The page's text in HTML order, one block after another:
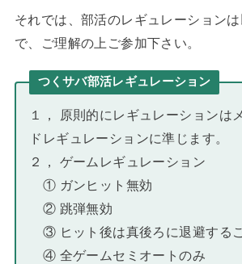
それでは、部活のレギュレーション
で、ご理解の上ご参加下さい。
つくサバ部活レギュレーション
１， 原則的にレギュレーションは
ドレギュレーションに準じます。
２， ゲームレギュレーション
① ガンヒット無効
② 跳弾無効
③ ヒット後は真後ろに退避する
④ 全ゲームセミオートのみ